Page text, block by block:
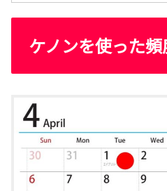
ケノンを使った